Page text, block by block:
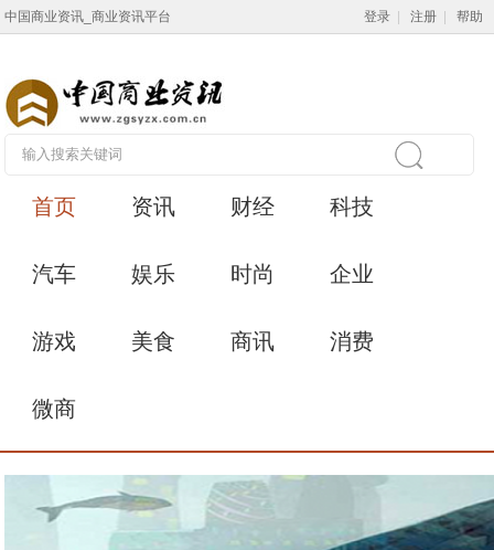
中国商业资讯_商业资讯平台 登录 注册 帮助
首页 资讯 财经 科技
汽车 娱乐 时尚 企业
游戏 美食 商讯 消费
微商